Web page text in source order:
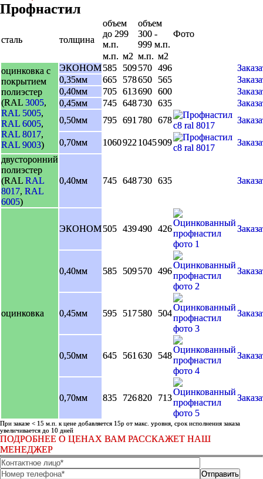
Профнастил
сталь толщина
объем
до 299
м.п.
объем
300 -
999 м.п.
Фото
м.п. м2 м.п. м2
оцинковка с
покрытием
полиэстер
(RAL 3005,
RAL 5005,
RAL 6005,
RAL 8017,
RAL 9003)
ЭКОНОМ585 509570 496
0,35мм
665 578650 565
0,40мм
705 613690 600
0,45мм
745 648730 635
0,50мм
795 691 780 678
0,70мм 1060922 1045909
двусторонний
полиэстер
(RAL RAL
8017, RAL
6005)
0,40мм 745 648730 635
оцинковка
ЭКОНОМ505 439490 426
0,40мм 585 509570 496
0,45мм 595 517580 504
0,50мм 645 561 630 548
0,70мм 835 726820 713
При заказе < 15 м.п. к цене добавляется 15р от макс. уровня, срок исполнения заказа
увеличивается до 10 дней
ПОДРОБНЕЕ О ЦЕНАХ ВАМ РАССКАЖЕТ НАШ
МЕНЕДЖЕР